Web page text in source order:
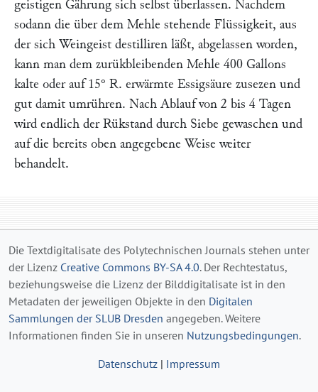
geistigen Gährung sich selbst überlassen. Nachdem
sodann die über dem Mehle stehende Flüssigkeit, aus
der sich Weingeist destilliren läßt, abgelassen worden,
kann man dem zurükbleibenden Mehle 400 Gallons
kalte oder auf 15° R. erwärmte Essigsäure zusezen und
gut damit umrühren. Nach Ablauf von 2 bis 4 Tagen
wird endlich der Rükstand durch Siebe gewaschen und
auf die bereits oben angegebene Weise weiter
behandelt.
Die Textdigitalisate des Polytechnischen Journals stehen unter
der Lizenz Creative Commons BY-SA 4.0. Der Rechtestatus,
beziehungsweise die Lizenz der Bilddigitalisate ist in den
Metadaten der jeweiligen Objekte in den Digitalen
Sammlungen der SLUB Dresden angegeben. Weitere
Informationen finden Sie in unseren Nutzungsbedingungen.
Datenschutz | Impressum